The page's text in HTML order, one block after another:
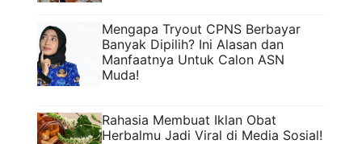
Mengapa Tryout CPNS Berbayar
Banyak Dipilih? Ini Alasan dan
Manfaatnya Untuk Calon ASN
Muda!
Rahasia Membuat Iklan Obat
Herbalmu Jadi Viral di Media Sosial!